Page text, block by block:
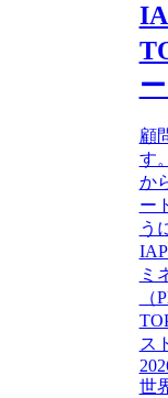
顧
す
か
ー
う
ミ
（
ス
世